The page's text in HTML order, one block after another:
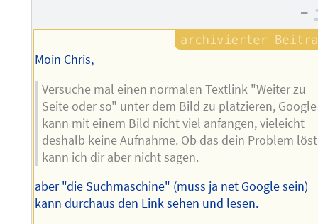
Autors
–
Moin Chris,
Versuche mal einen normalen Textlink "Weiter zu
Seite oder so" unter dem Bild zu platzieren, Google
kann mit einem Bild nicht viel anfangen, vieleicht
deshalb keine Aufnahme. Ob das dein Problem löst
kann ich dir aber nicht sagen.
aber "die Suchmaschine" (muss ja net Google sein)
kann durchaus den Link sehen und lesen.